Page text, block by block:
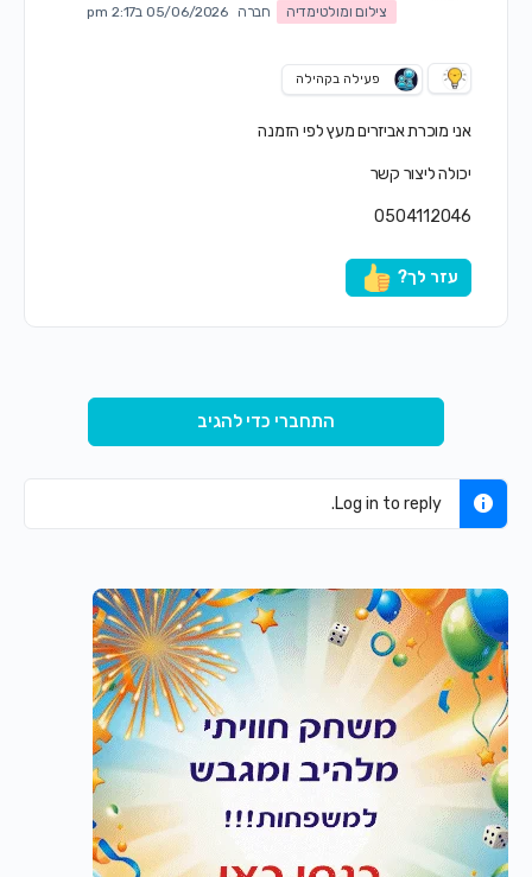
צילום ומולטימדיה חברה 05/06/2026 ב2:17 pm
פעילה בקהילה
אני מוכרת אביזרים מעץ לפי הזמנה
יכולה ליצור קשר
0504112046
עזר לך?
התחברי כדי להגיב
Log in to reply.